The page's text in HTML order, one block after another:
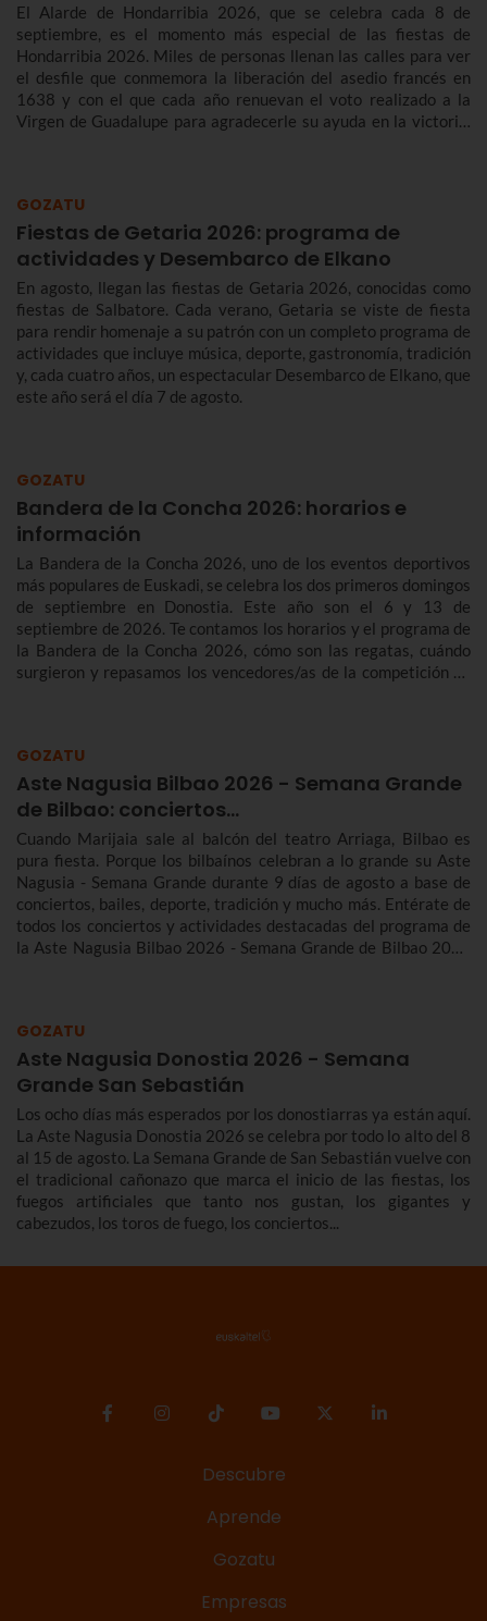
El Alarde de Hondarribia 2026, que se celebra cada 8 de
septiembre, es el momento más especial de las fiestas de
Hondarribia 2026. Miles de personas llenan las calles para ver
el desfile que conmemora la liberación del asedio francés en
1638 y con el que cada año renuevan el voto realizado a la
Virgen de Guadalupe para agradecerle su ayuda en la victoria.
septiembre.
GOZATU
Fiestas de Getaria 2026: programa de
actividades y Desembarco de Elkano
En agosto, llegan las fiestas de Getaria 2026, conocidas como
fiestas de Salbatore. Cada verano, Getaria se viste de fiesta
para rendir homenaje a su patrón con un completo programa de
actividades que incluye música, deporte, gastronomía, tradición
y, cada cuatro años, un espectacular Desembarco de Elkano, que
este año será el día 7 de agosto.
GOZATU
Bandera de la Concha 2026: horarios e
información
La Bandera de la Concha 2026, uno de los eventos deportivos
más populares de Euskadi, se celebra los dos primeros domingos
de septiembre en Donostia. Este año son el 6 y 13 de
septiembre de 2026. Te contamos los horarios y el programa de
la Bandera de la Concha 2026, cómo son las regatas, cuándo
surgieron y repasamos los vencedores/as de la competición de
GOZATU
Aste Nagusia Bilbao 2026 - Semana Grande
de Bilbao: conciertos…
Cuando Marijaia sale al balcón del teatro Arriaga, Bilbao es
pura fiesta. Porque los bilbaínos celebran a lo grande su Aste
Nagusia - Semana Grande durante 9 días de agosto a base de
conciertos, bailes, deporte, tradición y mucho más. Entérate de
todos los conciertos y actividades destacadas del programa de
la Aste Nagusia Bilbao 2026 - Semana Grande de Bilbao 2026
GOZATU
Aste Nagusia Donostia 2026 - Semana
Grande San Sebastián
Los ocho días más esperados por los donostiarras ya están aquí.
La Aste Nagusia Donostia 2026 se celebra por todo lo alto del 8
al 15 de agosto. La Semana Grande de San Sebastián vuelve con
el tradicional cañonazo que marca el inicio de las fiestas, los
fuegos artificiales que tanto nos gustan, los gigantes y
cabezudos, los toros de fuego, los conciertos...
Descubre
Aprende
Gozatu
Empresas